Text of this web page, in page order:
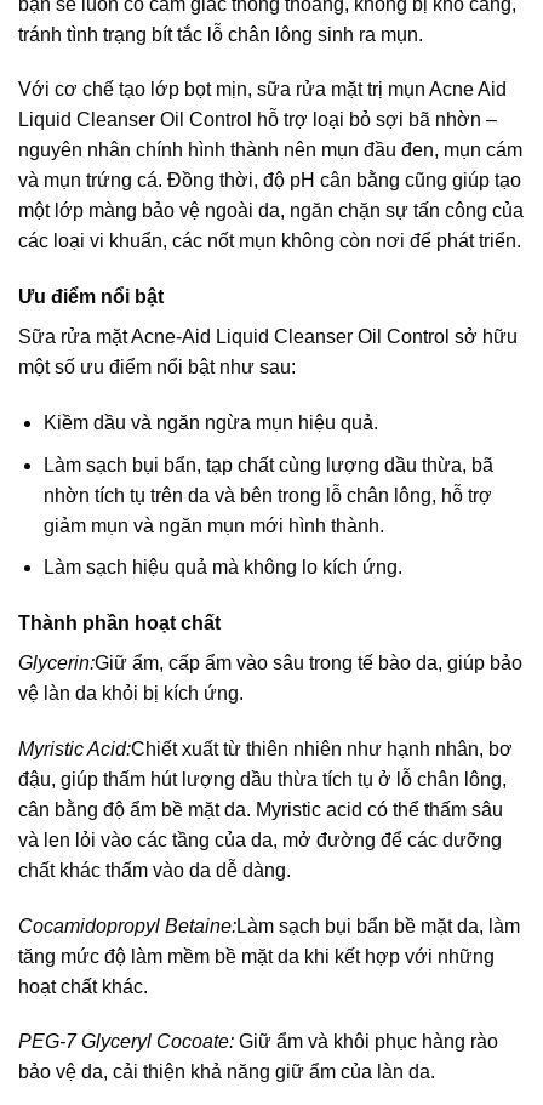
tránh tình trạng bít tắc lỗ chân lông sinh ra mụn.
Với cơ chế tạo lớp bọt mịn, sữa rửa mặt trị mụn Acne Aid
Liquid Cleanser Oil Control hỗ trợ loại bỏ sợi bã nhờn –
nguyên nhân chính hình thành nên mụn đầu đen, mụn cám
và mụn trứng cá. Đồng thời, độ pH cân bằng cũng giúp tạo
một lớp màng bảo vệ ngoài da, ngăn chặn sự tấn công của
các loại vi khuẩn, các nốt mụn không còn nơi để phát triển.
Ưu điểm nổi bật
Sữa rửa mặt Acne-Aid Liquid Cleanser Oil Control sở hữu
một số ưu điểm nổi bật như sau:
Kiềm dầu và ngăn ngừa mụn hiệu quả.
Làm sạch bụi bẩn, tạp chất cùng lượng dầu thừa, bã
nhờn tích tụ trên da và bên trong lỗ chân lông, hỗ trợ
giảm mụn và ngăn mụn mới hình thành.
Làm sạch hiệu quả mà không lo kích ứng.
Thành phần hoạt chất
Glycerin:Giữ ẩm, cấp ẩm vào sâu trong tế bào da, giúp bảo
vệ làn da khỏi bị kích ứng.
Myristic Acid:Chiết xuất từ thiên nhiên như hạnh nhân, bơ
đậu, giúp thấm hút lượng dầu thừa tích tụ ở lỗ chân lông,
cân bằng độ ẩm bề mặt da. Myristic acid có thể thấm sâu
và len lỏi vào các tầng của da, mở đường để các dưỡng
chất khác thấm vào da dễ dàng.
Cocamidopropyl Betaine:Làm sạch bụi bẩn bề mặt da, làm
tăng mức độ làm mềm bề mặt da khi kết hợp với những
hoạt chất khác.
PEG-7 Glyceryl Cocoate: Giữ ẩm và khôi phục hàng rào
bảo vệ da, cải thiện khả năng giữ ẩm của làn da.